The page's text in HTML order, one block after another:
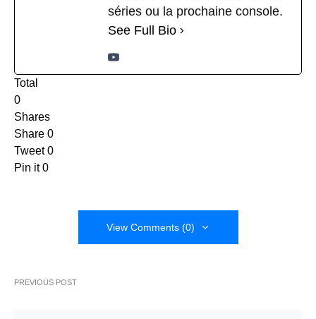
séries ou la prochaine console.
See Full Bio
Total
0
Shares
Share 0
Tweet 0
Pin it 0
View Comments (0)
PREVIOUS POST